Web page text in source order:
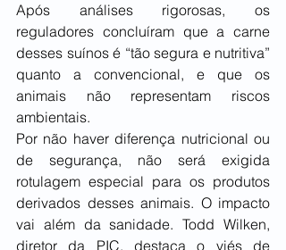
Após análises rigorosas, os
reguladores concluíram que a carne
desses suínos é “tão segura e nutritiva”
quanto a convencional, e que os
animais não representam riscos
ambientais.
Por não haver diferença nutricional ou
de segurança, não será exigida
rotulagem especial para os produtos
derivados desses animais. O impacto
vai além da sanidade. Todd Wilken,
diretor da PIC, destaca o viés de